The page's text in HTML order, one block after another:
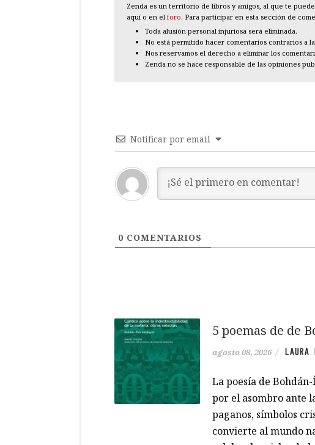
Zenda es un territorio de libros y amigos, al que te
aquí o en el foro. Para participar en esta sección de
Toda alusión personal injuriosa será eliminada.
No está permitido hacer comentarios contrarios a
Nos reservamos el derecho a eliminar los
Zenda no se hace responsable de las opiniones
Notificar por email
0 COMENTARIOS
5 poemas de de
agosto 08, 2026 / LAURA
La poesía de
por el asombro ante
paganos, símbolos
convierte al mundo